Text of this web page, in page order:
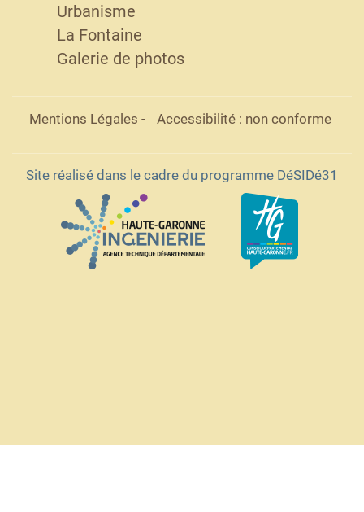
Urbanisme
La Fontaine
Galerie de photos
Mentions Légales - Accessibilité : non conforme
Site réalisé dans le cadre du programme DéSIDé31